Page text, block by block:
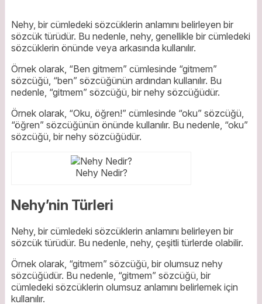
Nehy, bir cümledeki sözcüklerin anlamını belirleyen bir
sözcük türüdür. Bu nedenle, nehy, genellikle bir cümledeki
sözcüklerin önünde veya arkasında kullanılır.
Örnek olarak, “Ben gitmem” cümlesinde “gitmem”
sözcüğü, “ben” sözcüğünün ardından kullanılır. Bu
nedenle, “gitmem” sözcüğü, bir nehy sözcüğüdür.
Örnek olarak, “Oku, öğren!” cümlesinde “oku” sözcüğü,
“öğren” sözcüğünün önünde kullanılır. Bu nedenle, “oku”
sözcüğü, bir nehy sözcüğüdür.
Nehy Nedir?
Nehy’nin Türleri
Nehy, bir cümledeki sözcüklerin anlamını belirleyen bir
sözcük türüdür. Bu nedenle, nehy, çeşitli türlerde olabilir.
Örnek olarak, “gitmem” sözcüğü, bir olumsuz nehy
sözcüğüdür. Bu nedenle, “gitmem” sözcüğü, bir
cümledeki sözcüklerin olumsuz anlamını belirlemek için
kullanılır.